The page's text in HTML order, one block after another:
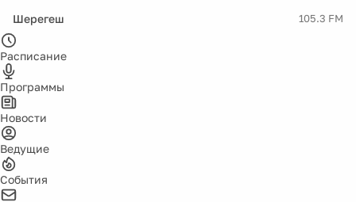
Шерегеш 105.3 FM
Расписание
Программы
Новости
Ведущие
События